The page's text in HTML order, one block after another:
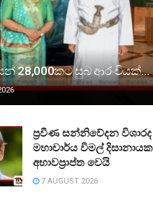
28,000කට සුබ ආරංචියක්…
ප්‍රවීණ සන්නිවේදන විශාරද
මහාචාර්ය විමල් දිසානායක
අභාවප්‍රාප්ත වෙයි
7 AUGUST 2026